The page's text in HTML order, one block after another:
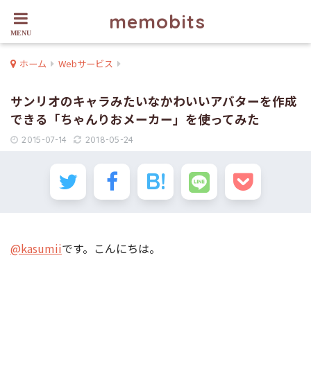
memobits
ホーム Webサービス
サンリオのキャラみたいなかわいいアバターを作成
できる「ちゃんりおメーカー」を使ってみた
2015-07-14 2018-05-24
@kasumiiです。こんにちは。